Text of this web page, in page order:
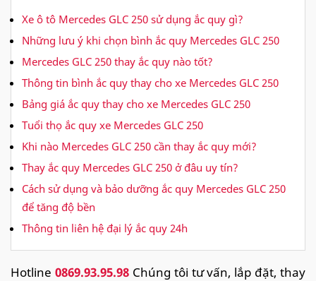
Xe ô tô Mercedes GLC 250 sử dụng ắc quy gì?
Những lưu ý khi chọn bình ắc quy Mercedes GLC 250
Mercedes GLC 250 thay ắc quy nào tốt?
Thông tin bình ắc quy thay cho xe Mercedes GLC 250
Bảng giá ắc quy thay cho xe Mercedes GLC 250
Tuổi thọ ắc quy xe Mercedes GLC 250
Khi nào Mercedes GLC 250 cần thay ắc quy mới?
Thay ắc quy Mercedes GLC 250 ở đâu uy tín?
Cách sử dụng và bảo dưỡng ắc quy Mercedes GLC 250
để tăng độ bền
Thông tin liên hệ đại lý ắc quy 24h
Hotline 0869.93.95.98Chúng tôi tư vấn, lắp đặt, thay